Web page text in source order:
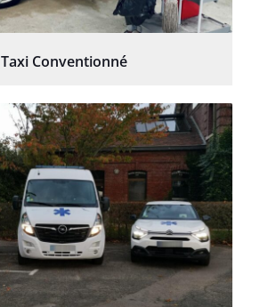
Taxi Conventionné